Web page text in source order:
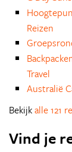
Reizen
Travel
Australië
Bekijkalle 121
Vind je